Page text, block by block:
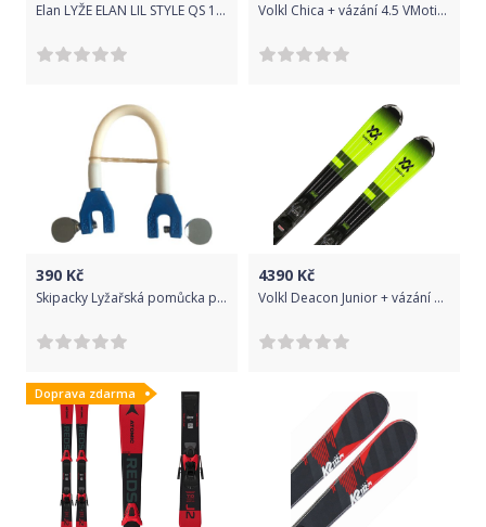
Elan LYŽE ELAN LIL STYLE QS 18/19+ EL 4.5 vel.100cm Volkl Chica + vázání 4.5 VMotion Jr. Lady 90
390 Kč
Skipacky Lyžařská pomůcka pro děti
4390 Kč
Volkl Deacon Junior + vázání 4.5 VMotion Jr. 100
Doprava zdarma